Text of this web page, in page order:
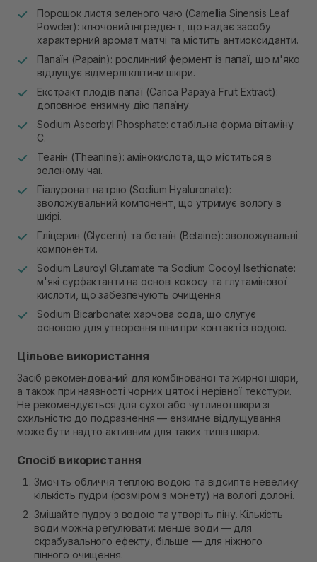
Порошок листя зеленого чаю (Camellia Sinensis Leaf
Powder): ключовий інгредієнт, що надає засобу
характерний аромат матчі та містить антиоксиданти.
Папаїн (Papain): рослинний фермент із папаї, що м'яко
відлущує відмерлі клітини шкіри.
Екстракт плодів папаї (Carica Papaya Fruit Extract):
доповнює ензимну дію папаїну.
Sodium Ascorbyl Phosphate: стабільна форма вітаміну
C.
Теанін (Theanine): амінокислота, що міститься в
зеленому чаї.
Гіалуронат натрію (Sodium Hyaluronate):
зволожувальний компонент, що утримує вологу в
шкірі.
Гліцерин (Glycerin) та бетаїн (Betaine): зволожувальні
компоненти.
Sodium Lauroyl Glutamate та Sodium Cocoyl Isethionate:
м'які сурфактанти на основі кокосу та глутамінової
кислоти, що забезпечують очищення.
Sodium Bicarbonate: харчова сода, що слугує
основою для утворення піни при контакті з водою.
Цільове використання
Засіб рекомендований для комбінованої та жирної шкіри,
а також при наявності чорних цяток і нерівної текстури.
Не рекомендується для сухої або чутливої шкіри зі
схильністю до подразнення — ензимне відлущування
може бути надто активним для таких типів шкіри.
Спосіб використання
Змочіть обличчя теплою водою та відсипте невелику
кількість пудри (розміром з монету) на вологі долоні.
Змішайте пудру з водою та утворіть піну. Кількість
води можна регулювати: менше води — для
скрабувального ефекту, більше — для ніжного
пінного очищення.